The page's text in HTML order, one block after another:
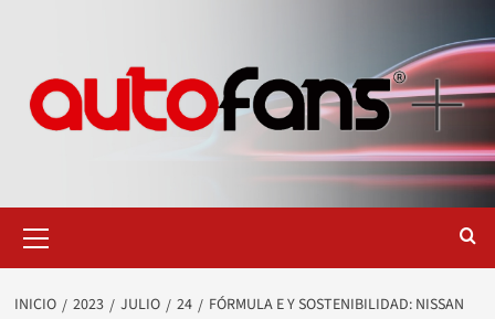
primario
INICIO 2023 JULIO 24
FÓRMULA E Y SOSTENIBILIDAD: NISSAN